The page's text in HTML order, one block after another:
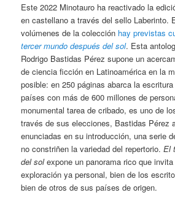
Este 2022 Minotauro ha reactivado la
en castellano a través del sello Laberinto.
volúmenes de la colección hay previstas
tercer mundo después del sol. Esta
Rodrigo Bastidas Pérez supone un
de ciencia ficción en Latinoamérica en la
posible: en 250 páginas abarca la
países con más de 600 millones de
monumental tarea de cribado, es uno de
través de sus elecciones, Bastidas Pérez
enunciadas en su introducción, una serie
no constriñen la variedad del repertorio.El
del solexpone un panorama rico que
exploración ya personal, bien de los
bien de otros de sus países de origen.